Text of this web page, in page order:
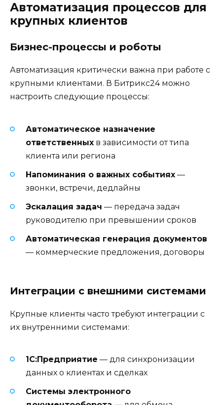
Автоматизация процессов для
крупных клиентов
Бизнес-процессы и роботы
Автоматизация критически важна при работе с
крупными клиентами. В Битрикс24 можно
настроить следующие процессы:
Автоматическое назначение
ответственных в зависимости от типа
клиента или региона
Напоминания о важных событиях —
звонки, встречи, дедлайны
Эскалация задач — передача задач
руководителю при превышении сроков
Автоматическая генерация документов
— коммерческие предложения, договоры
Интеграции с внешними системами
Крупные клиенты часто требуют интеграции с
их внутренними системами:
1С:Предприятие — для синхронизации
данных о клиентах и сделках
Системы электронного